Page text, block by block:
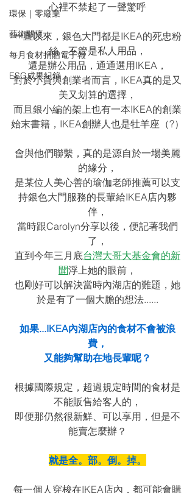
環保｜零廢棄
藝術關懷
每月食材捐贈電子報
ESG成果紀錄
心裡不禁起了一聲驚呼
一直以來，銀色大門都是IKEA的死忠粉
絲，不管是私人用品，
還是辦公用品，通通選用IKEA，
對於小資與創業者而言，IKEA真的是又
美又划算的選擇，
而且銀小編的架上也有一本IKEA的創業
始末書籍，IKEA創辦人也是牡羊座（?）
會與他們聯繫，真的是源自於一場美麗
的緣分，
是某位人美心善的瑜伽老師推薦可以支
持銀色大門服務的長輩給IKEA店內夥
伴，
當時跟Carolyn分享以後，便記著我們
了，
直到今年三月底台灣大哥大基金會的新
聞浮上她的眼前，
也剛好可以解決當時內湖店的難題，她
於是有了一個大膽的想法......
如果...IKEA內湖店內的食材不會被浪
費，
又能夠幫助在地長輩呢？
根據國際規定，超過規定時間的食材是
不能販售給客人的，
即便那仍然很新鮮、可以享用，但是不
能賣怎麼辦？
就是全。部。倒。掉。
每一個人穿梭在IKEA店內，都可能會購